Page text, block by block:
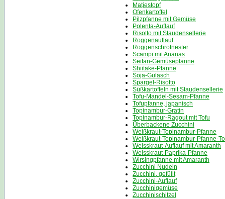
Matjestopf
Ofenkartoffel
Pilzpfanne mit Gemüse
Polenta-Auflauf
Risotto mit Staudensellerie
Roggenauflauf
Roggenschrotnester
Scampi mit Ananas
Seitan-Gemüsepfanne
Shiitake-Pfanne
Soja-Gulasch
Spargel-Risotto
Süßkartoffeln mit Staudensellerie
Tofu-Mandel-Sesam-Pfanne
Tofupfanne, japanisch
Topinambur-Gratin
Topinambur-Ragout mit Tofu
Überbackene Zucchini
Weißkraut-Topinambur-Pfanne
Weißkraut-Topinambur-Pfanne-
Weisskraut-Auflauf mit Amaranth
Weisskraut-Paprika-Pfanne
Wirsingpfanne mit Amaranth
Zucchini Nudeln
Zucchini, gefüllt
Zucchini-Auflauf
Zucchinigemüse
Zucchinischitzel